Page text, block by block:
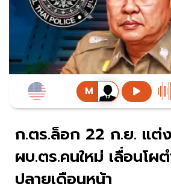
ก.ตร.ล็อก 22 ก.ย. แต่
ผบ.ตร.คนใหม่ เลื่อนโผต
ปลายเดือนหน้า